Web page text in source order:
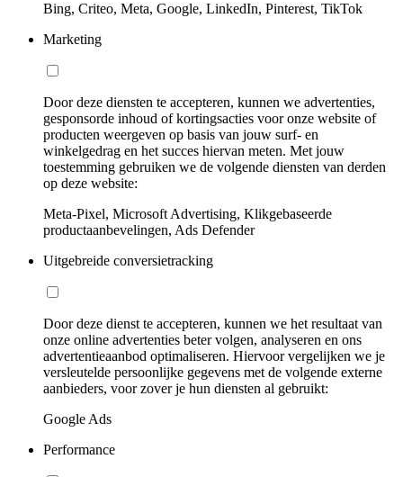
Bing, Criteo, Meta, Google, LinkedIn, Pinterest, TikTok
Marketing
Door deze diensten te accepteren, kunnen we advertenties,
gesponsorde inhoud of kortingsacties voor onze website of
producten weergeven op basis van jouw surf- en
winkelgedrag en het succes hiervan meten. Met jouw
toestemming gebruiken we de volgende diensten van derden
op deze website:
Meta-Pixel, Microsoft Advertising, Klikgebaseerde
productaanbevelingen, Ads Defender
Uitgebreide conversietracking
Door deze dienst te accepteren, kunnen we het resultaat van
onze online advertenties beter volgen, analyseren en ons
advertentieaanbod optimaliseren. Hiervoor vergelijken we je
versleutelde persoonlijke gegevens met de volgende externe
aanbieders, voor zover je hun diensten al gebruikt:
Google Ads
Performance